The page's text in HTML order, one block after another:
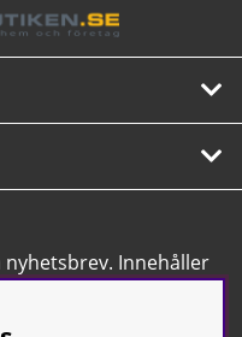
Innehåller
erbjudanden.